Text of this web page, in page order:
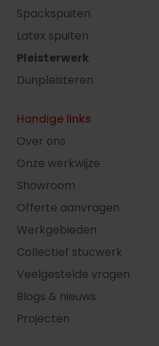
Spackspuiten
Latex spuiten
Pleisterwerk
Dunpleisteren
Handige links
Over ons
Onze werkwijze
Showroom
Offerte aanvragen
Werkgebieden
Collectief stucwerk
Veelgestelde vragen
Blogs & nieuws
Projecten